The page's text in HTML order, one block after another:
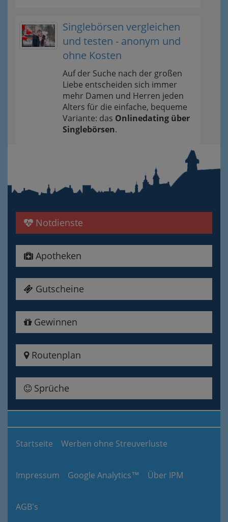
Singlebörsen vergleichen
und testen - anonym und
ohne Kosten
Auf der Suche nach der großen
Liebe entscheiden sich immer
mehr Damen und Herren jeden
Alters für die einfache, bequeme
Variante: das Onlinedating über
Singlebörsen.
Notdienste
Apotheken
Gutscheine
Gewinnen
Routenplan
Sprüche
Startseite Werben ohne Streuverluste
Impressum Google Analytics™ Über IPM
AGB's